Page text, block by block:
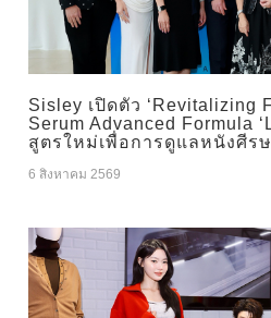
Sisley เปิดตัว ‘Revitalizing
Serum Advanced Formula
สูตรใหม่เพื่อการดูแลหนังศีร
6 สิงหาคม 2569